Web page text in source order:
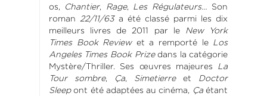
os,
Chantier, Rage, Les Régulateurs… Son
roman 22/11/63a été classé parmi les dix
meilleurs livres de 2011 par le New York
Times Book Reviewet a remporté le Los
Angeles Times Book Prizedans la catégorie
Mystère/Thriller. Ses œuvres majeures La
Tour sombre, Ça, Simetierreet Doctor
Sleepont été adaptées au cinéma, Çaétant